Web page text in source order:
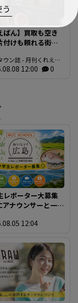
ばん】買取も空き
付けも頼れる街の
店「くれリサイク
プ 環（めぐる）」
ウン誌 - 月刊くれえば
12:00 0
レポーター大募集
アナウンサーと一緒
の食」の現場を取
！
12:04